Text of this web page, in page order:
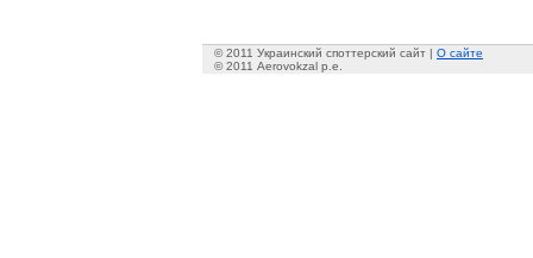
© 2011 Украинский споттерский сайт | О сайте
© 2011 Aerovokzal p.e.